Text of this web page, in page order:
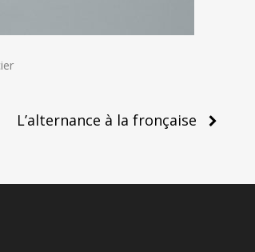
L’alternance à la fronçaise